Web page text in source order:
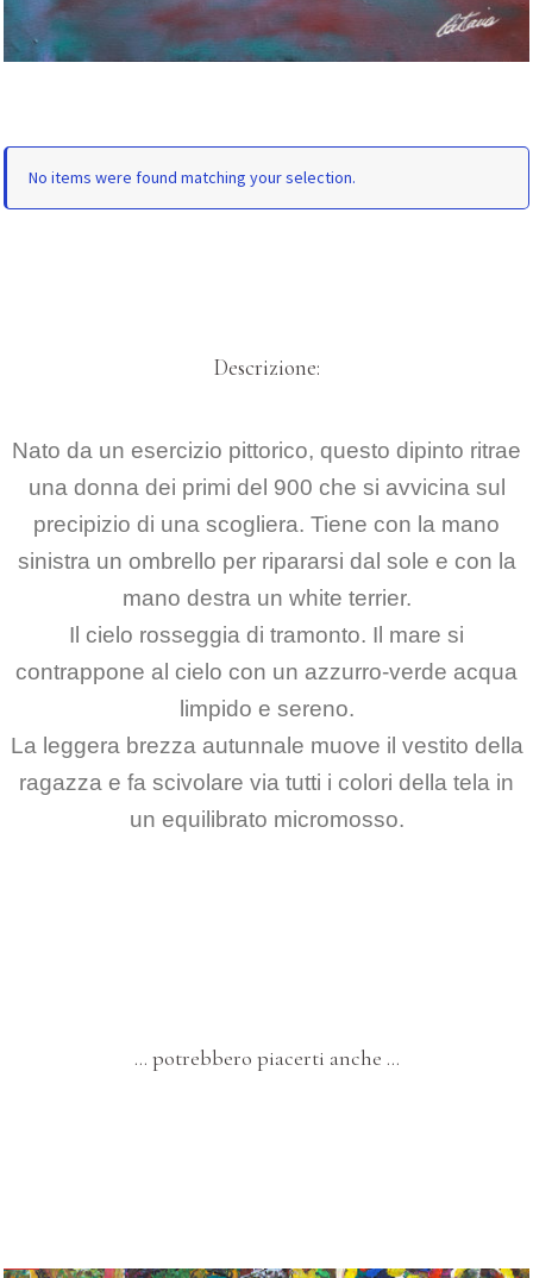
No items were found matching your selection.
Descrizione:
Nato da un esercizio pittorico, questo dipinto ritrae
una donna dei primi del 900 che si avvicina sul
precipizio di una scogliera. Tiene con la mano
sinistra un ombrello per ripararsi dal sole e con la
mano destra un white terrier.
Il cielo rosseggia di tramonto. Il mare si
contrappone al cielo con un azzurro-verde acqua
limpido e sereno.
La leggera brezza autunnale muove il vestito della
ragazza e fa scivolare via tutti i colori della tela in
un equilibrato micromosso.
… potrebbero piacerti anche …